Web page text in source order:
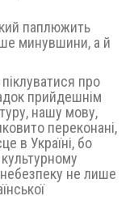
паплюжить
минувшини, а й
про
прийдешнім
нашу мову,
переконані,
в Україні, бо
небезпеку не лише